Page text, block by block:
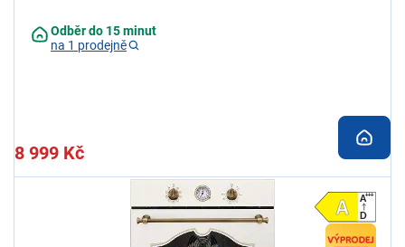
Odběr do 15 minut
na 1 prodejně
8 999 Kč